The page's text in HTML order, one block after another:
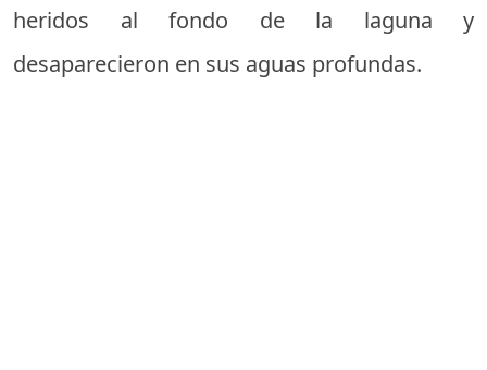
heridos al fondo de la laguna y
desaparecieron en sus aguas profundas.